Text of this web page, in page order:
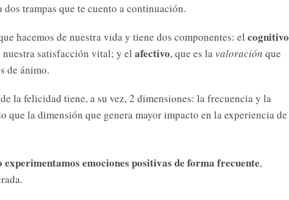
trampas que te cuento a continuación.
hacemos de nuestra vida y tiene dos componentes: el cognitivo
nuestra satisfacción vital; y el afectivo, que es lavaloración que
de ánimo.
la felicidad tiene, a su vez, 2 dimensiones: la frecuencia y la
que la dimensión que genera mayor impacto en la experiencia de
emociones positivas de forma frecuente,